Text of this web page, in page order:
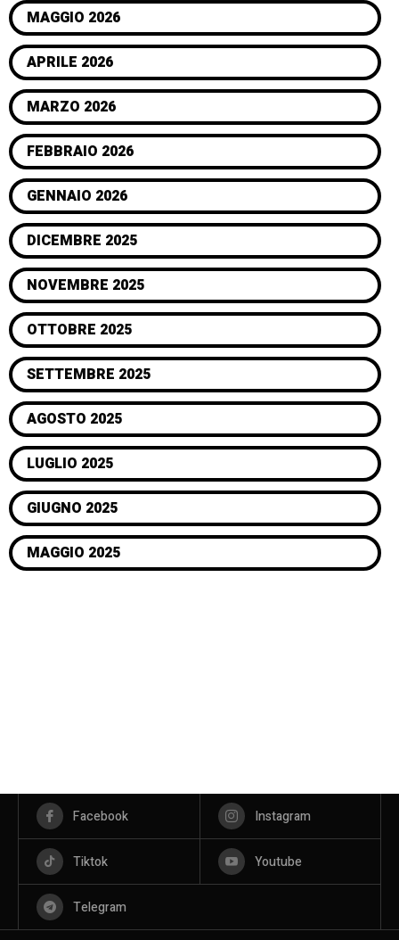
MAGGIO 2026
APRILE 2026
MARZO 2026
FEBBRAIO 2026
GENNAIO 2026
DICEMBRE 2025
NOVEMBRE 2025
OTTOBRE 2025
SETTEMBRE 2025
AGOSTO 2025
LUGLIO 2025
GIUGNO 2025
MAGGIO 2025
Facebook Instagram
Tiktok Youtube
Telegram